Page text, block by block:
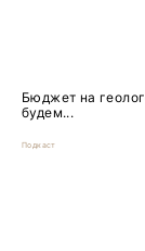
Бюджет на
будем...
Подкаст